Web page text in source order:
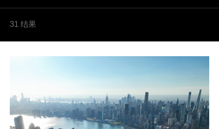
A–Z
Z–A
31 结果